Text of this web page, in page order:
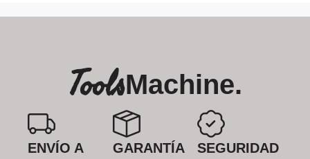
ToolsMachine.
ENVÍO A
GARANTÍA
SEGURIDAD